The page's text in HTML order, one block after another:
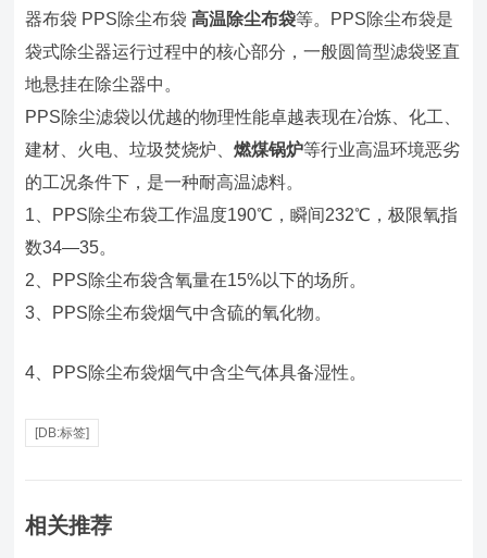
器布袋 PPS除尘布袋高温除尘布袋等。PPS除尘布袋是
袋式除尘器运行过程中的核心部分，一般圆筒型滤袋竖直
地悬挂在除尘器中。
PPS除尘滤袋以优越的物理性能卓越表现在冶炼、化工、
建材、火电、垃圾焚烧炉、燃煤锅炉等行业高温环境恶劣
的工况条件下，是一种耐高温滤料。
1、PPS除尘布袋工作温度190℃，瞬间232℃，极限氧指
数34—35。
2、PPS除尘布袋含氧量在15%以下的场所。
3、PPS除尘布袋烟气中含硫的氧化物。
4、PPS除尘布袋烟气中含尘气体具备湿性。
[DB:标签]
相关推荐